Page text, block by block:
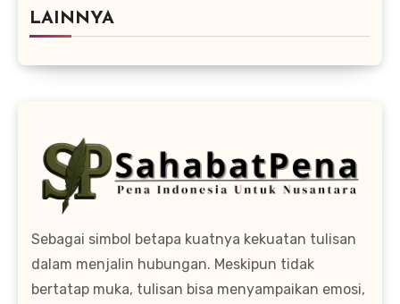
LAINNYA
Sebagai simbol betapa kuatnya kekuatan tulisan
dalam menjalin hubungan. Meskipun tidak
bertatap muka, tulisan bisa menyampaikan emosi,